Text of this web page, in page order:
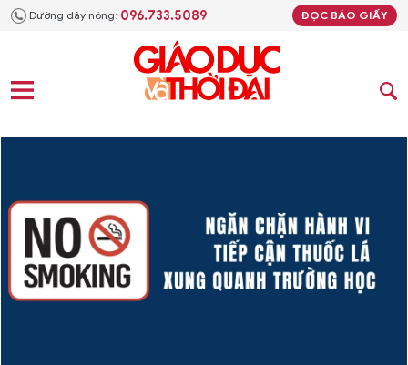
Đường dây nóng: 096.733.5089 ĐỌC BÁO GIẤY